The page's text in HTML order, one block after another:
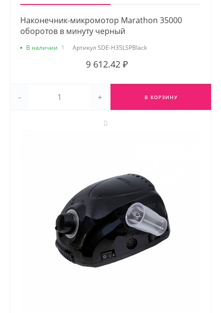
Наконечник-микромотор Marathon 35000
оборотов в минуту черный
В наличии 1 Артикул SDE-H35LSPBlack
9 612.42 ₽
- + В КОРЗИНУ